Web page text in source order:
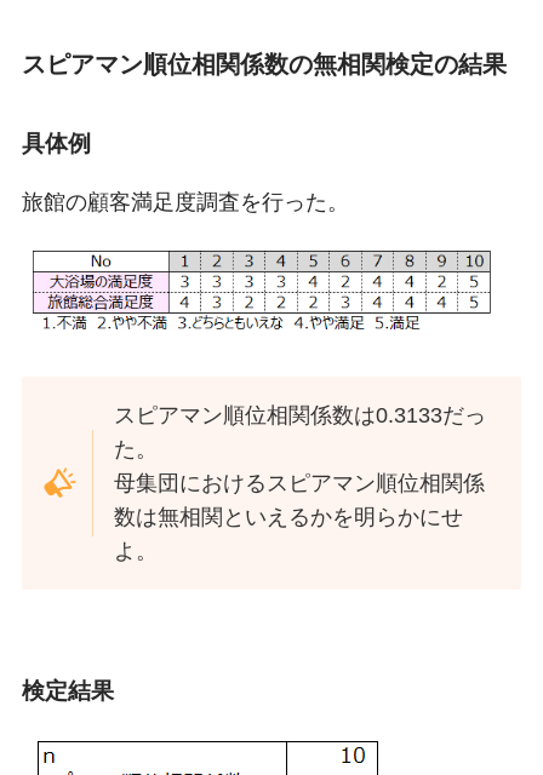
スピアマン順位相関係数の無相関検定の結果
具体例
旅館の顧客満足度調査を行った。
スピアマン順位相関係数は0.3133だっ
た。
母集団におけるスピアマン順位相関係
数は無相関といえるかを明らかにせ
よ。
検定結果